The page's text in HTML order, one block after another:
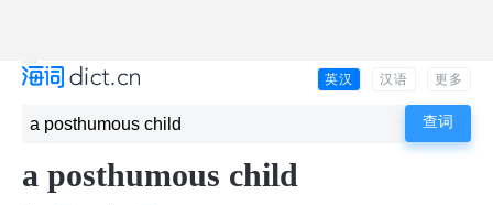
英汉 汉语 更多
a posthumous child